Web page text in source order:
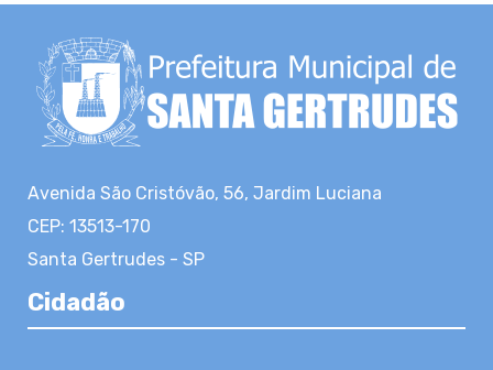
Avenida São Cristóvão, 56, Jardim Luciana
CEP: 13513-170
Santa Gertrudes - SP
Cidadão